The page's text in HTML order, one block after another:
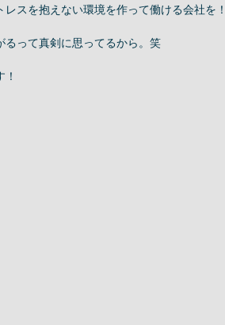
スを抱えない環境を作って働ける会社を！
るって真剣に思ってるから。笑
！